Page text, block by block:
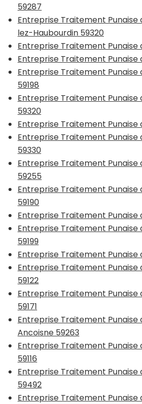
59287
Entreprise Traitement Punaise
lez-Haubourdin 59320
Entreprise Traitement Punaise
Entreprise Traitement Punaise
Entreprise Traitement Punaise
59198
Entreprise Traitement Punaise
59320
Entreprise Traitement Punaise
Entreprise Traitement Punaise
59330
Entreprise Traitement Punaise
59255
Entreprise Traitement Punaise
59190
Entreprise Traitement Punaise
Entreprise Traitement Punaise
59199
Entreprise Traitement Punaise
Entreprise Traitement Punaise
59122
Entreprise Traitement Punaise
59171
Entreprise Traitement Punaise
Ancoisne 59263
Entreprise Traitement Punaise
59116
Entreprise Traitement Punaise
59492
Entreprise Traitement Punaise